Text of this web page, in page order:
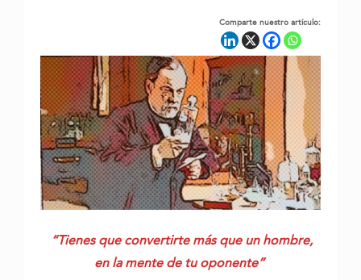
Comparte nuestro artículo:
“Tienes que convertirte más que un hombre,
en la mente de tu oponente”